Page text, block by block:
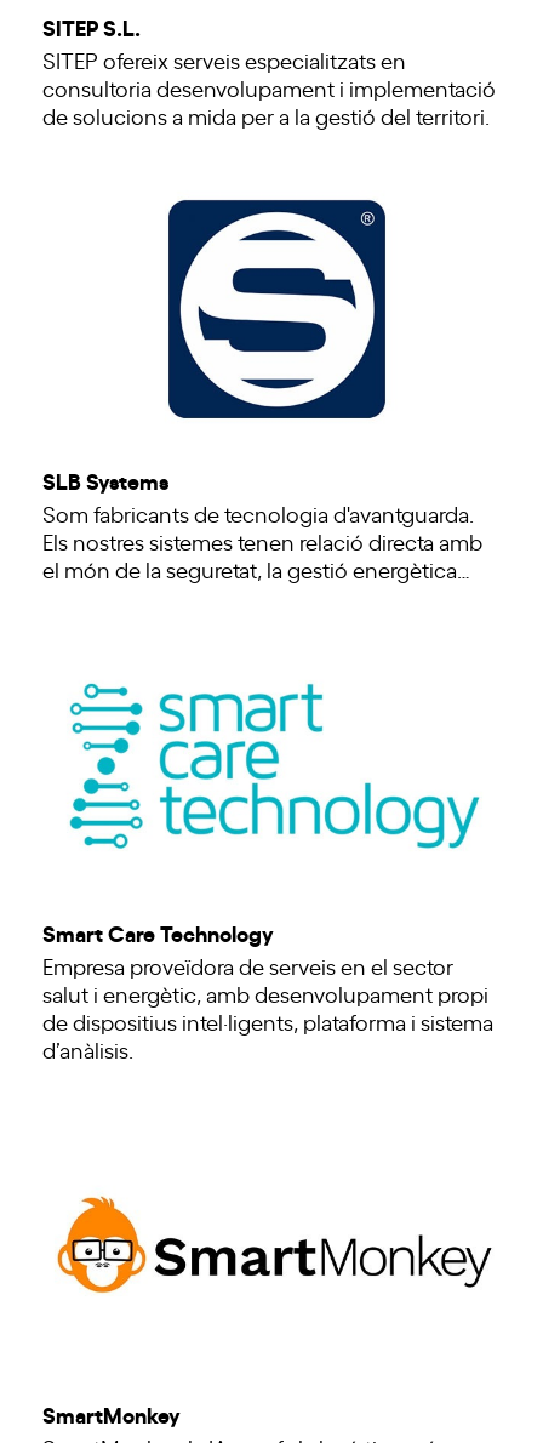
SITEP S.L.
SITEP ofereix serveis especialitzats en
consultoria desenvolupament i implementació
de solucions a mida per a la gestió del territori.
SLB Systems
Som fabricants de tecnologia d'avantguarda.
Els nostres sistemes tenen relació directa amb
el món de la seguretat, la gestió energètica…
Smart Care Technology
Empresa proveïdora de serveis en el sector
salut i energètic, amb desenvolupament propi
de dispositius intel·ligents, plataforma i sistema
d’anàlisis.
SmartMonkey